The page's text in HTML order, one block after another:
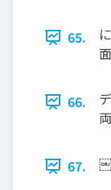
65.
66.
両
67. ￼